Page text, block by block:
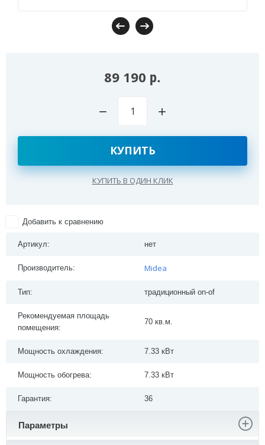
89 190 р.
− +
КУПИТЬ
КУПИТЬ В ОДИН КЛИК
Добавить к сравнению
Артикул: нет
Производитель: Midea
Тип: традиционный on-of
Рекомендуемая площадь
помещения:
70 кв.м.
Мощность охлаждения: 7.33 кВт
Мощность обогрева: 7.33 кВт
Гарантия: 36
Параметры